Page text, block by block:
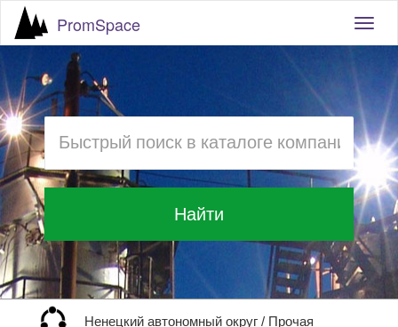
PromSpace
Найти
Ненецкий автономный округ / Прочая